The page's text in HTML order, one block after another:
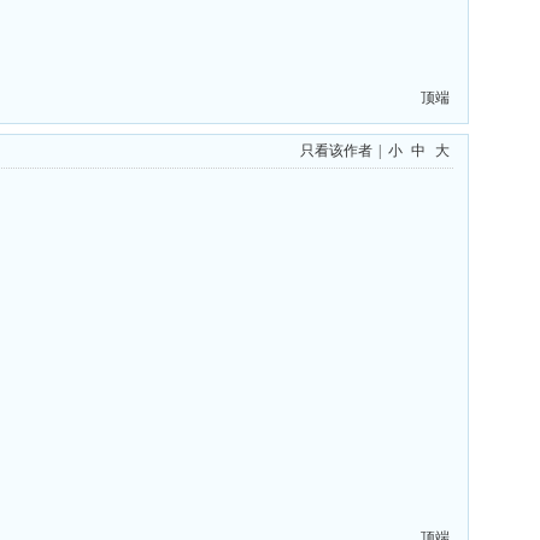
顶端
只看该作者 小 中 大